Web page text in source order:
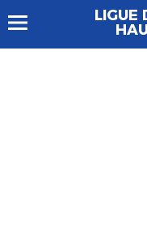
LIGUE